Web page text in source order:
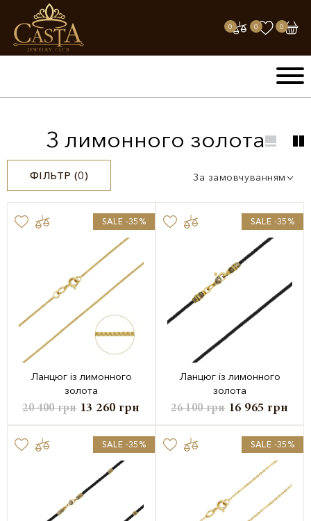
0 0 0
З лимонного золота
ФІЛЬТР (0) За замовчуванням
SALE -35%
Ланцюг із лимонного
золота
20 400грн 13 260 грн
SALE -35%
Ланцюг із лимонного
золота
26 100грн 16 965 грн
SALE -35% SALE -35%